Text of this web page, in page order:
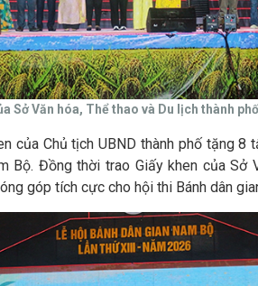
Sở Văn hóa, Thể thao và Du lịch thành
của Chủ tịch UBND thành phố tặng
Bộ. Đồng thời trao Giấy khen của Sở
góp tích cực cho hội thi Bánh dân